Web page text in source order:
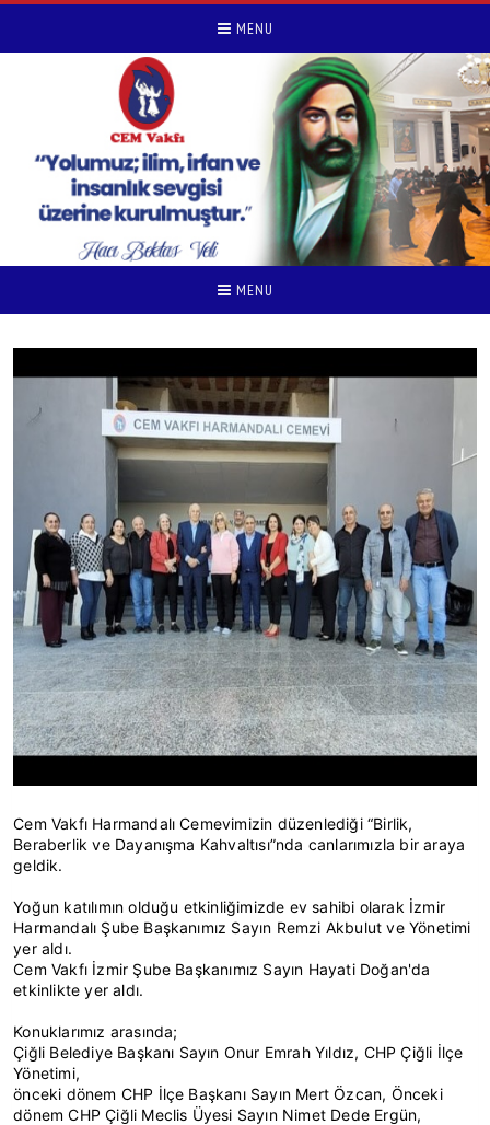
MENU
MENU
Cem Vakfı Harmandalı Cemevimizin düzenlediği “Birlik,
Beraberlik ve Dayanışma Kahvaltısı”nda canlarımızla bir araya
geldik.
Yoğun katılımın olduğu etkinliğimizde ev sahibi olarak İzmir
Harmandalı Şube Başkanımız Sayın Remzi Akbulut ve Yönetimi
yer aldı.
Cem Vakfı İzmir Şube Başkanımız Sayın Hayati Doğan'da
etkinlikte yer aldı.
Konuklarımız arasında;
Çiğli Belediye Başkanı Sayın Onur Emrah Yıldız, CHP Çiğli İlçe
Yönetimi,
önceki dönem CHP İlçe Başkanı Sayın Mert Özcan, Önceki
dönem CHP Çiğli Meclis Üyesi Sayın Nimet Dede Ergün,